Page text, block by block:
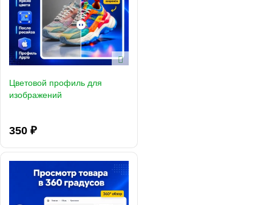
Цветовой профиль для
изображений
350 ₽